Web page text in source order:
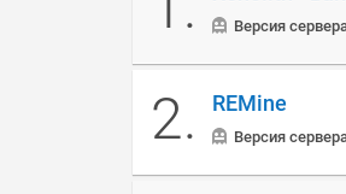
Версия
2. REMine
Версия